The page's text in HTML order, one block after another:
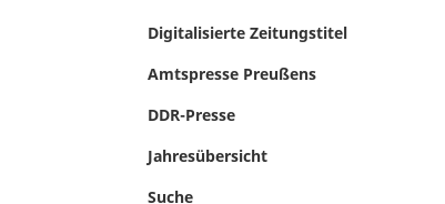
Digitalisierte Zeitungstitel
Amtspresse Preußens
DDR-Presse
Jahresübersicht
Suche